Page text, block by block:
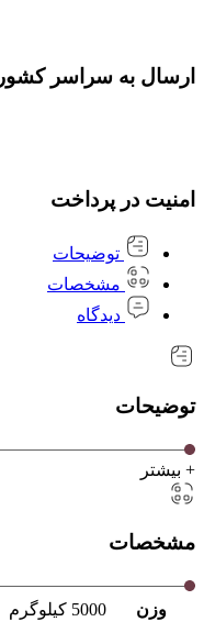
ارسال به سراسر کشور
امنیت در پرداخت
توضیحات
مشخصات
دیدگاه
توضیحات
+ بیشتر
مشخصات
وزن 5000 کیلوگرم